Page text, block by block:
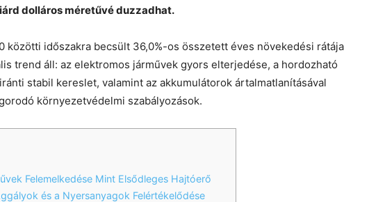
dolláros méretűvé duzzadhat.
közötti időszakra becsült 36,0%-os összetett éves növekedési rátája
trend áll: az elektromos járművek gyors elterjedése, a hordozható
stabil kereslet, valamint az akkumulátorok ártalmatlanításával
környezetvédelmi szabályozások.
Felemelkedése Mint Elsődleges Hajtóerő
és a Nyersanyagok Felértékelődése